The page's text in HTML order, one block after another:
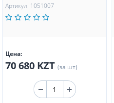
Артикул: 1051007
Цена:
70 680 KZT (за шт)